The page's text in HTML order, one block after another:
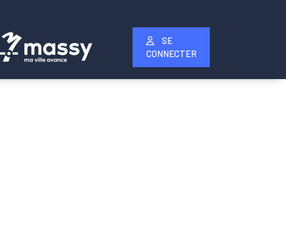
SE
CONNECTER